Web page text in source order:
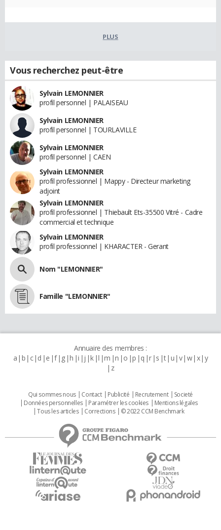
PLUS
Vous recherchez peut-être
Sylvain LEMONNIER
profil personnel | PALAISEAU
Sylvain LEMONNIER
profil personnel | TOURLAVILLE
Sylvain LEMONNIER
profil personnel | CAEN
Sylvain LEMONNIER
profil professionnel | Mappy - Directeur marketing
adjoint
Sylvain LEMONNIER
profil professionnel | Thiebault Ets-35500 Vitré - Cadre
commercial et technique
Sylvain LEMONNIER
profil professionnel | KHARACTER - Gerant
Nom "LEMONNIER"
Famille "LEMONNIER"
Annuaire des membres :
a b c d e f g h i j k l m n o p q r s t u v w x y
z
Qui sommes nous Contact Publicité Recrutement
Societé
Données personnelles
Paramétrer les cookies
Mentions légales
Tous les articles
Corrections © 2022 CCM Benchmark